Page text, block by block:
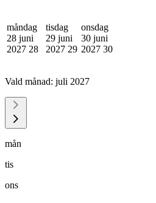
måndag
28 juni
2027 28
tisdag
29 juni
2027 29
onsdag
30 juni
2027 30
Vald månad: juli 2027
mån
tis
ons